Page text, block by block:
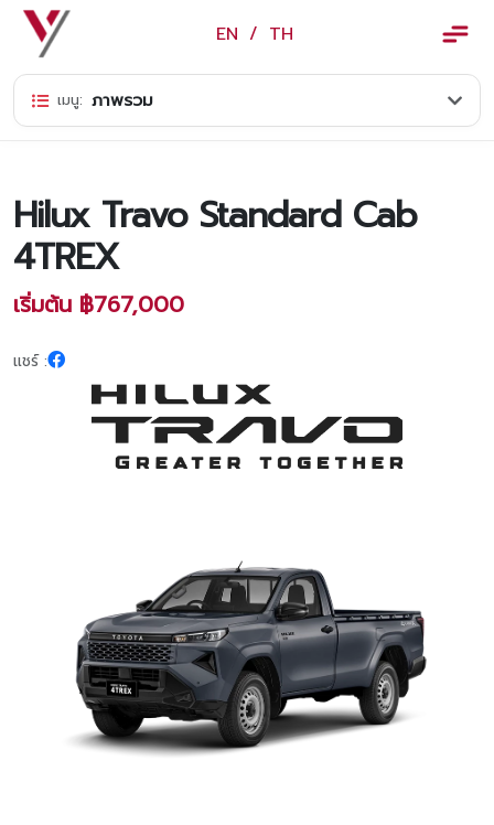
EN / TH ×
ข้อมูลวรจักร์ยนต์
ปฏิทินกิจกรรมและวันหยุด
ข่าว
สินค้าและบริการ
ศูนย์บริการและอะไหล่
ศูนย์ซ่อมตัวถังและสี
โปรโมชั่นบริการหลังการขาย
กิจกรรม
สาขาของเรา
เมนู: ภาพรวม
Hilux Travo Standard Cab
4TREX
เริ่มต้น ฿767,000
แชร์ :